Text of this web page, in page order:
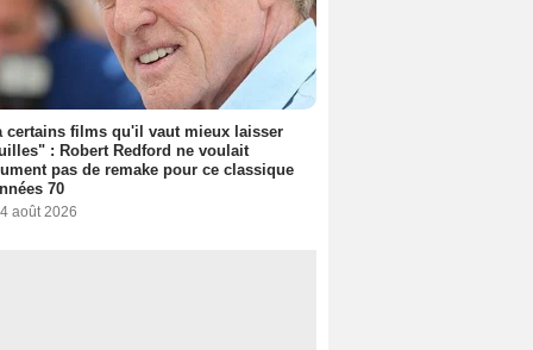
certains films qu'il vaut mieux laisser
: Robert Redford ne voulait
pas de remake pour ce classique
70
août 2026